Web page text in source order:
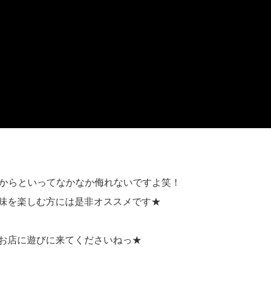
といってなかなか侮れないですよ笑！
を楽しむ方には是非オススメです★
店に遊びに来てくださいねっ★